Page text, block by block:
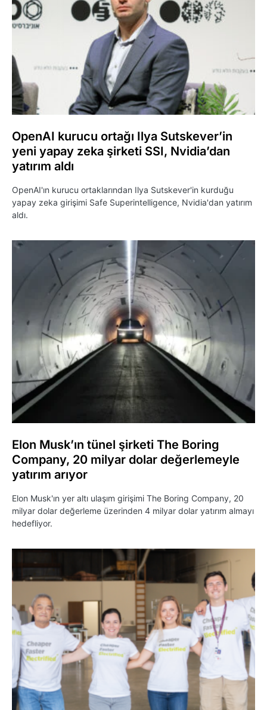
OpenAI kurucu ortağı Ilya Sutskever’in
yeni yapay zeka şirketi SSI, Nvidia’dan
yatırım aldı
OpenAI'ın kurucu ortaklarından Ilya Sutskever'in kurduğu
yapay zeka girişimi Safe Superintelligence, Nvidia'dan yatırım
aldı.
Elon Musk’ın tünel şirketi The Boring
Company, 20 milyar dolar değerlemeyle
yatırım arıyor
Elon Musk'ın yer altı ulaşım girişimi The Boring Company, 20
milyar dolar değerleme üzerinden 4 milyar dolar yatırım almayı
hedefliyor.